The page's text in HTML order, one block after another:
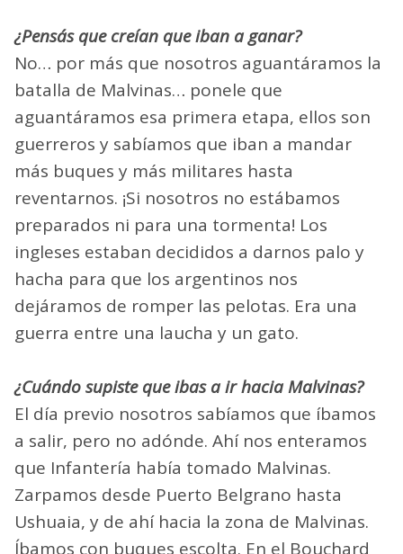
¿Pensás que creían que iban a ganar?
No… por más que nosotros aguantáramos la
batalla de Malvinas… ponele que
aguantáramos esa primera etapa, ellos son
guerreros y sabíamos que iban a mandar
más buques y más militares hasta
reventarnos. ¡Si nosotros no estábamos
preparados ni para una tormenta! Los
ingleses estaban decididos a darnos palo y
hacha para que los argentinos nos
dejáramos de romper las pelotas. Era una
guerra entre una laucha y un gato.
¿Cuándo supiste que ibas a ir hacia Malvinas?
El día previo nosotros sabíamos que íbamos
a salir, pero no adónde. Ahí nos enteramos
que Infantería había tomado Malvinas.
Zarpamos desde Puerto Belgrano hasta
Ushuaia, y de ahí hacia la zona de Malvinas.
Íbamos con buques escolta. En el Bouchard